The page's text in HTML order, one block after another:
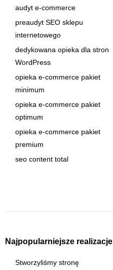
audyt e-commerce
preaudyt SEO sklepu
internetowego
dedykowana opieka dla stron
WordPress
opieka e-commerce pakiet
minimum
opieka e-commerce pakiet
optimum
opieka e-commerce pakiet
premium
seo content total
Najpopularniejsze realizacje
Stworzyliśmy stronę